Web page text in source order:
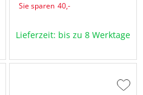
40,-
Sie sparen
Lieferzeit: bis zu 8 Werktage
Zur